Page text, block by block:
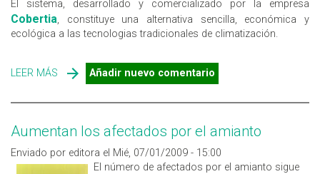
El sistema, desarrollado y comercializado por la empresa
Cobertia, constituye una alternativa sencilla, económica y
ecológica a las tecnologias tradicionales de climatización.
LEER MÁS SOBRE CLIMATIZACIÓN POR ENFRIAMIENTO
EVAPORATIVO
Añadir nuevo comentario
Aumentan los afectados por el amianto
Enviado por editora el Mié, 07/01/2009 - 15:00
El número de afectados por el amianto sigue